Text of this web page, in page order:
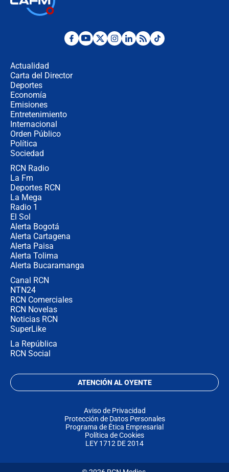
Posesión de Abelardo De La Espriella
Actualidad
Carta del Director
Deportes
Economía
Emisiones
Entretenimiento
Internacional
Orden Público
Política
Sociedad
RCN Radio
La Fm
Deportes RCN
La Mega
Radio 1
El Sol
Alerta Bogotá
Alerta Cartagena
Alerta Paisa
Alerta Tolima
Alerta Bucaramanga
Canal RCN
NTN24
RCN Comerciales
RCN Novelas
Noticias RCN
SuperLike
La República
RCN Social
ATENCIÓN AL OYENTE
Aviso de Privacidad
Protección de Datos Personales
Programa de Ética Empresarial
Política de Cookies
LEY 1712 DE 2014